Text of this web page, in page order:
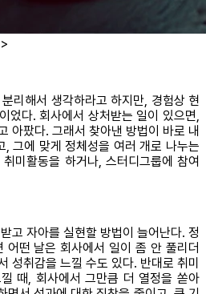
리해서 생각하라고 하지만, 경험상 현
었다. 회사에서 상처받는 일이 있으면,
아팠다. 그래서 찾아낸 방법이 바로 내
, 그에 맞게 정체성을 여러 개로 나누는
미활동을 하거나, 스터디그룹에 참여
고 자아를 실현할 방법이 늘어난다. 정
어떤 날은 회사에서 일이 좀 안 풀리더
성취감을 느낄 수도 있다. 반대로 취미
때, 회사에서 그만큼 더 열정을 쏟아